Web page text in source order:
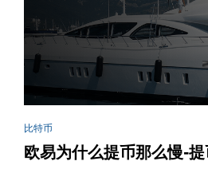
比特币
欧易为什么提币那么慢-